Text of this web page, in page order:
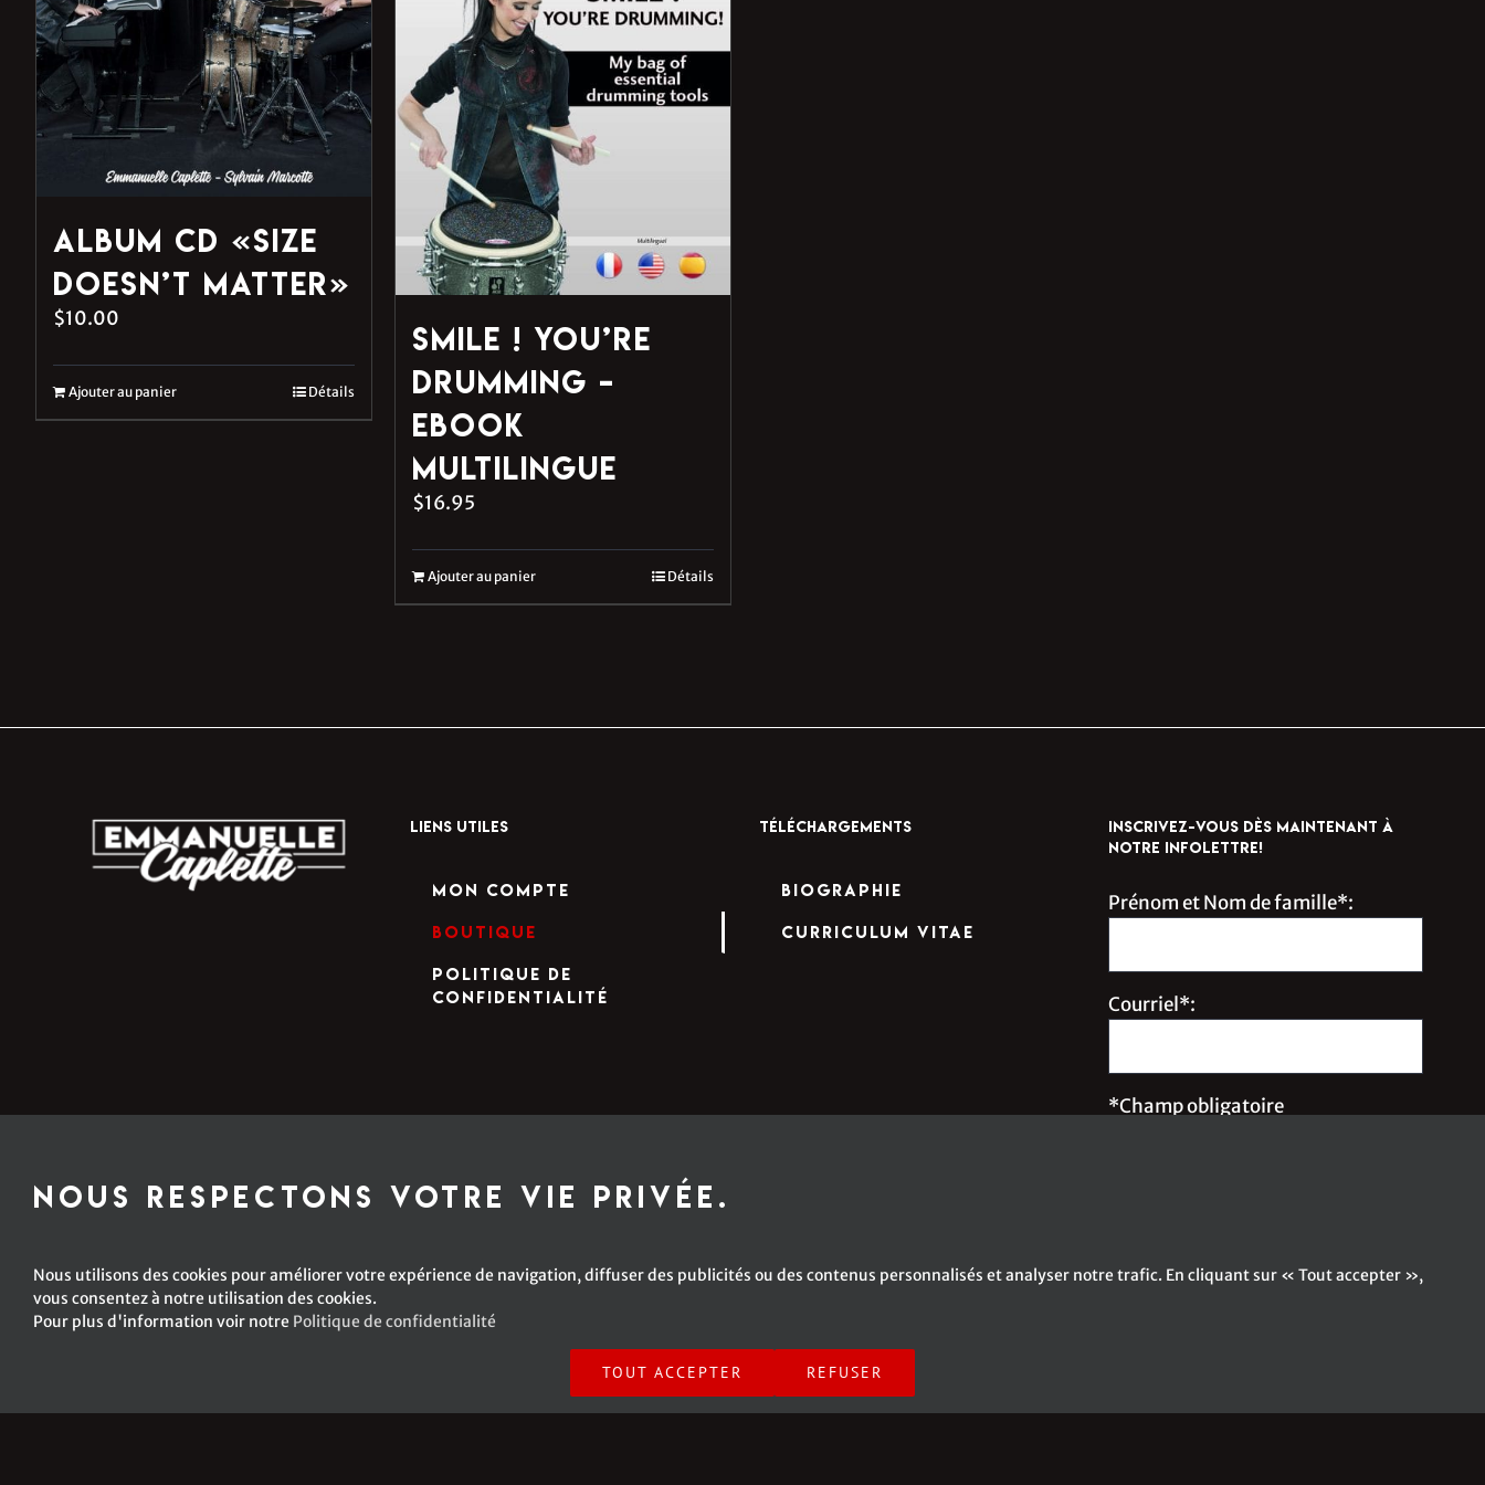
Album CD «Size
Doesn’t Matter»
$10.00
Ajouter au panier Détails
Smile ! You’re
Drumming –
eBook
multilingue
$16.95
Ajouter au panier Détails
LIENS UTILES
Mon compte
Boutique
Politique de
confidentialité
TÉLÉCHARGEMENTS
Biographie
Curriculum Vitae
INSCRIVEZ-VOUS DÈS MAINTENANT À
NOTRE INFOLETTRE!
Prénom et Nom de famille*:
Courriel*:
*Champ obligatoire
Nous respectons votre vie privée.
Nous utilisons des cookies pour améliorer votre expérience de navigation, diffuser des publicités ou des contenus personnalisés et analyser notre trafic. En cliquant sur « Tout accepter »,
vous consentez à notre utilisation des cookies.
Pour plus d'information voir notre Politique de confidentialité
TOUT ACCEPTER REFUSER